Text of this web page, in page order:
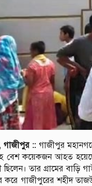
গাজীপুর :: গাজীপুর
বেশ কয়েকজন আহত
তার গ্রামের বাড়ি
করে গাজীপুরের শহীদ